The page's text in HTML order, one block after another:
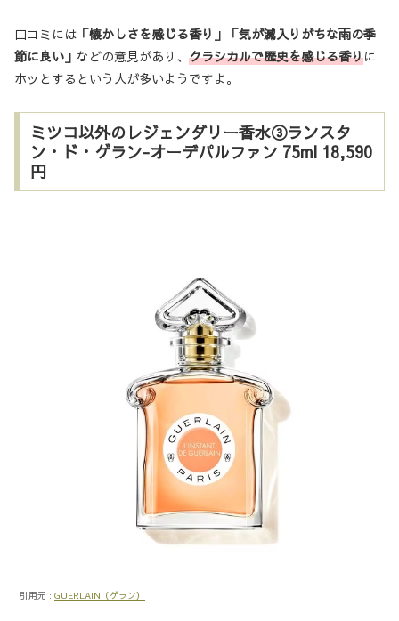
口コミには 「懐かしさを感じる香り」「気が滅入りがちな雨の季
節に良い」 などの意見があり、 クラシカルで歴史を感じる香りに
ホッとするという人が多いようですよ。
ミツコ以外のレジェンダリー香水③ランスタ
ン・ド・ゲラン-オーデパルファン 75ml 18,590
円
引用元 : GUERLAIN（ゲラン）